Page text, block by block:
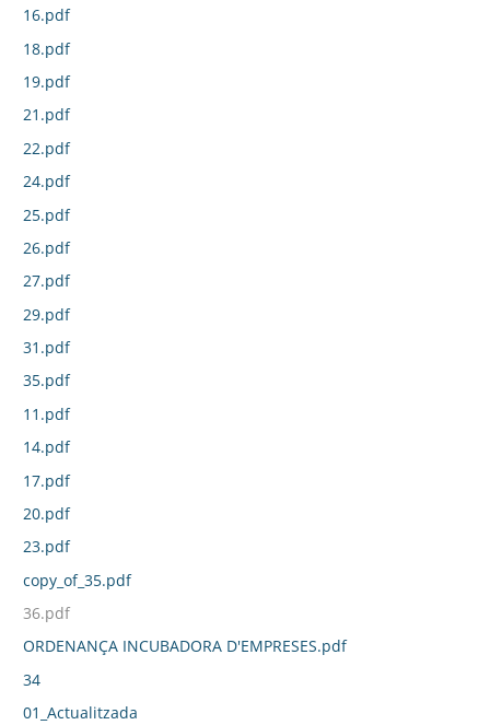
16.pdf
18.pdf
19.pdf
21.pdf
22.pdf
24.pdf
25.pdf
26.pdf
27.pdf
29.pdf
31.pdf
35.pdf
11.pdf
14.pdf
17.pdf
20.pdf
23.pdf
copy_of_35.pdf
36.pdf
ORDENANÇA INCUBADORA D'EMPRESES.pdf
34
01_Actualitzada